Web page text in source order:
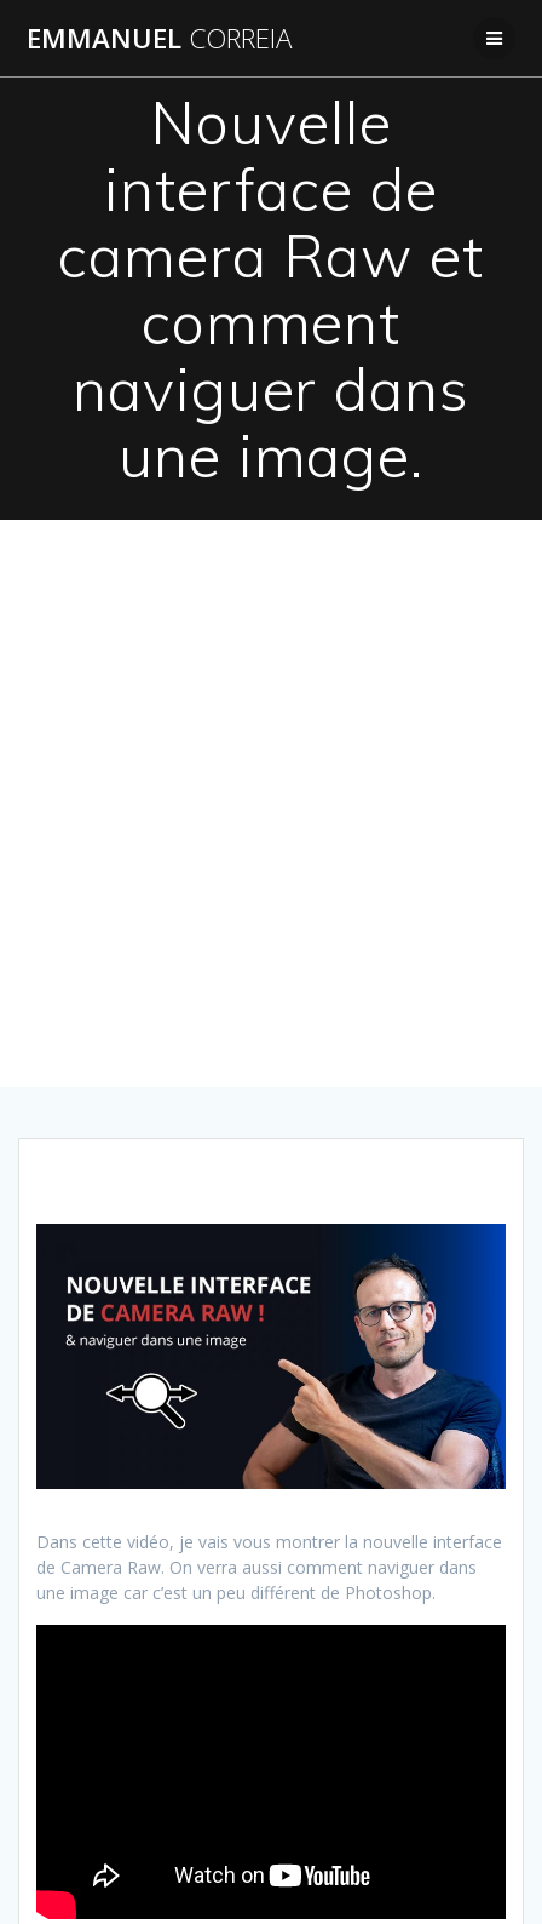
au
EMMANUEL CORREIA
Nouvelle
interface de
camera Raw et
comment
naviguer dans
une image.
Dans cette vidéo, je vais vous montrer la nouvelle interface
de Camera Raw. On verra aussi comment naviguer dans
une image car c’est un peu différent de Photoshop.